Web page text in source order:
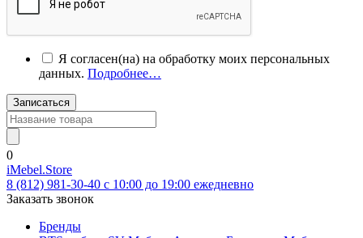
Я согласен(на) на обработку моих персональных
данных. Подробнее…
Записаться
0
iMebel.Store
8 (812) 981-30-40 c 10:00 до 19:00 ежедневно
Заказать звонок
Бренды